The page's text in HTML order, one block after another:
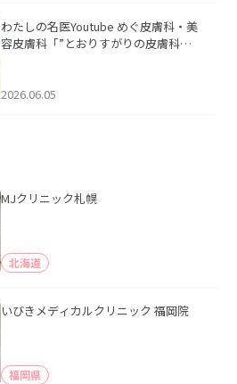
わたしの名医Youtube めぐ皮膚科・美
容皮膚科「”とおりすがりの皮膚科
2026.06.05
MJクリニック札幌
北海道
いびきメディカルクリニック 福岡院
福岡県